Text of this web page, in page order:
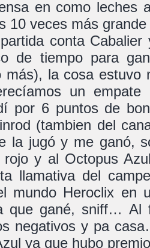
conta
de tiempo para
más), la cosa estuvo
un
por 6 puntos de
(tambien del
la jugó y me ganó,
rojo y al Octopus
llamativa del
mundo Heroclix en
que gané, sniff… Al
negativos y pa
ya que hubo